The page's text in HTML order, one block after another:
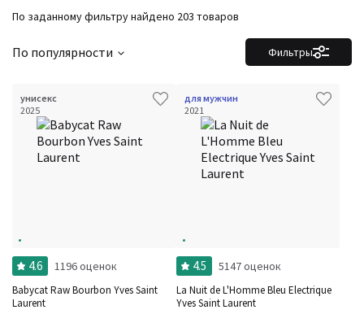
По заданному фильтру найдено 203 товаров
Фильтры
По популярности
унисекс
2025
4.6 1196 оценок
Babycat Raw Bourbon Yves Saint
Laurent
для мужчин
2021
4.5 5147 оценок
La Nuit de L'Homme Bleu Electrique
Yves Saint Laurent